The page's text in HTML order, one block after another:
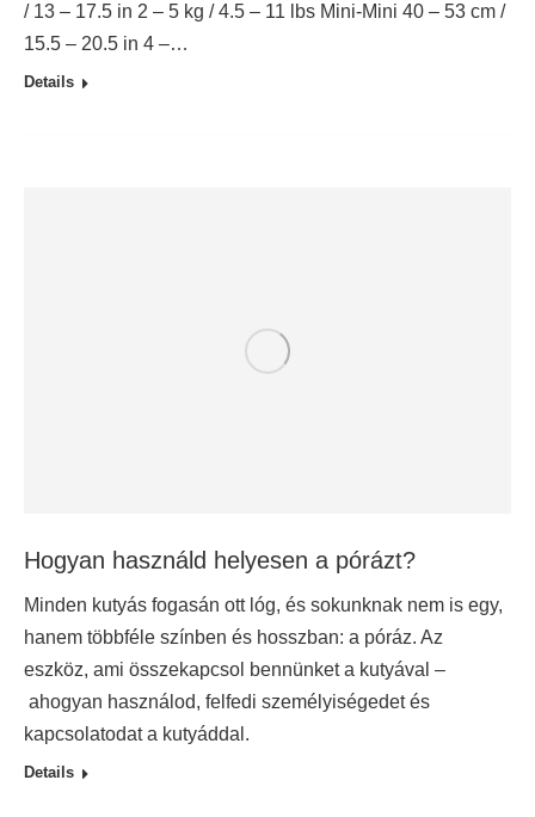
/ 13 – 17.5 in 2 – 5 kg / 4.5 – 11 lbs Mini-Mini 40 – 53 cm /
15.5 – 20.5 in 4 –…
Details
Hogyan használd helyesen a pórázt?
Minden kutyás fogasán ott lóg, és sokunknak nem is egy,
hanem többféle színben és hosszban: a póráz. Az
eszköz, ami összekapcsol bennünket a kutyával –
ahogyan használod, felfedi személyiségedet és
kapcsolatodat a kutyáddal.
Details